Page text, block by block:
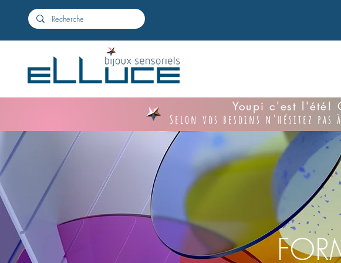
Youpi c'est l'été!
Selon vos besoins n'hésitez pas